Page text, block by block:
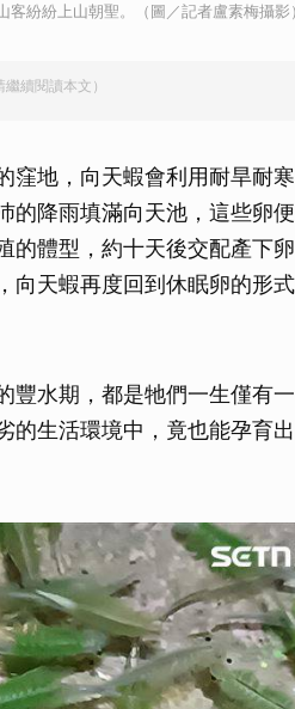
客紛紛上山朝聖。（圖／記者盧素梅攝影
續閱讀本文）
窪地，向天蝦會利用耐旱耐
的降雨填滿向天池，這些卵
的體型，約十天後交配產下
向天蝦再度回到休眠卵的形
豐水期，都是牠們一生僅有
的生活環境中，竟也能孕育